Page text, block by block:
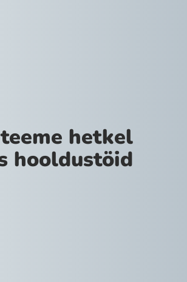
hetkel
hooldustöid